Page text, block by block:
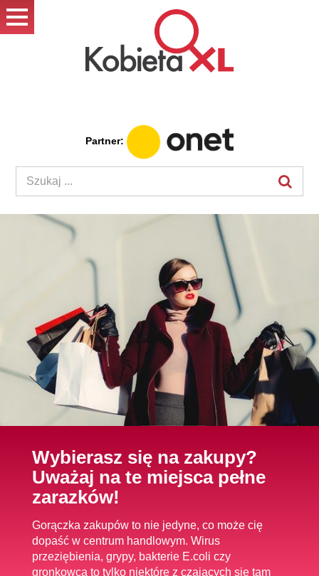
Partner:
Wybierasz się na zakupy?
Uważaj na te miejsca pełne
zarazków!
Gorączka zakupów to nie jedyne, co może cię
dopaść w centrum handlowym. Wirus
przeziębienia, grypy, bakterie E.coli czy
gronkowca to tylko niektóre z czających się tam